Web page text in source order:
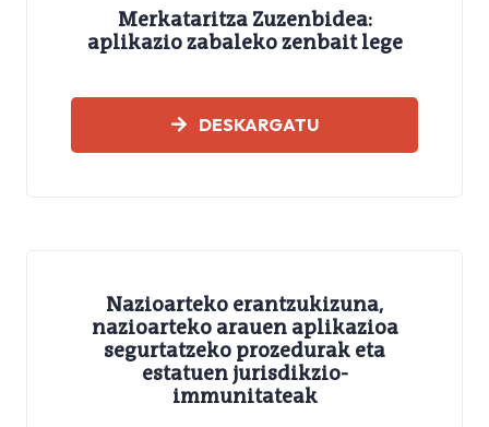
Merkataritza Zuzenbidea:
aplikazio zabaleko zenbait lege
DESKARGATU
Nazioarteko erantzukizuna,
nazioarteko arauen aplikazioa
segurtatzeko prozedurak eta
estatuen jurisdikzio-
immunitateak